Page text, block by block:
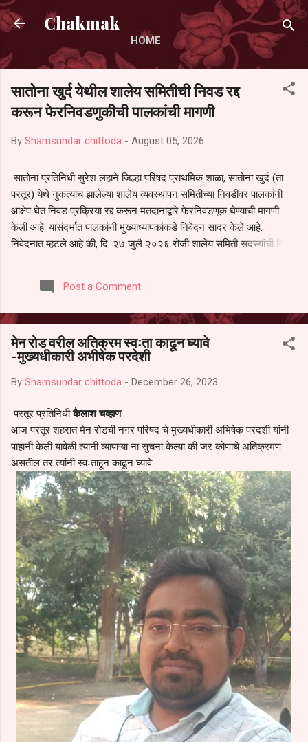
Skip to main content
Chakmak
HOME
सातोना खुर्द येथील शालेय समितीची निवड रद्द
करून फेरनिवडणुकीची पालकांची मागणी
By Shamsundar chittoda - August 05, 2026
सातोना प्रतिनिधी सुरेश लहाने जिल्हा परिषद प्राथमिक शाळा, सातोना खुर्द (ता.
परतूर) येथे नुकत्याच झालेल्या शालेय व्यवस्थापन समितीच्या निवडीवर पालकांनी
आक्षेप घेत निवड प्रक्रिया रद्द करून मतदानाद्वारे फेरनिवडणूक घेण्याची मागणी
केली आहे. यासंदर्भात पालकांनी मुख्याध्यापकांकडे निवेदन सादर केले आहे.
निवेदनात म्हटले आहे की, दि. २७ जुलै २०२६ रोजी शालेय समिती सदस्यांची निवड
पालकांना देण्यात आली नसल्याने मोठ्या संख्येने पालक बैठकीस उपस्थित राहू शकले
नाहीत. तसेच सर्व पालकांना विश्वासात न घेता निवड प्रक्रिया पूर्ण करण्यात
करण्यात यावी आणि सर्व पालकांच्या उपस्थितीत मतदान पद्धतीने शालेय समितीची
फेरनिवडणूक घेण्यात यावी, अशी मागणी पालकांनी केली आहे. या निवेदनाच्या प्रती
जिल्हा शिक्षण अधिकारी (प्राथमिक), जालना तसेच तालुका शिक्षण अधिकारी,
परतूर यांनाही पाठविण्यात आल्या असून प्रशासन याबाबत काय निर्णय घेते, याकडे
Post a Comment
मेन रोड वरील अतिक्रम स्वःता काढून घ्यावे
-मुख्यधीकारी अभीषेक परदेशी
By Shamsundar chittoda - December 26, 2023
परतूर प्रतिनिधीकैलाश चव्हाण
आज परतूर शहरात मेन रोडची नगर परिषद चे मुख्यधीकारी अभिषेक परदशी यांनी
पाहानी केली यावेळी त्यांनी व्यापाऱ्या ना सुचना केल्या की जर कोणाचे अतिक्रमण
असतील तर त्यांनी स्वःताहून काढून घ्यावे